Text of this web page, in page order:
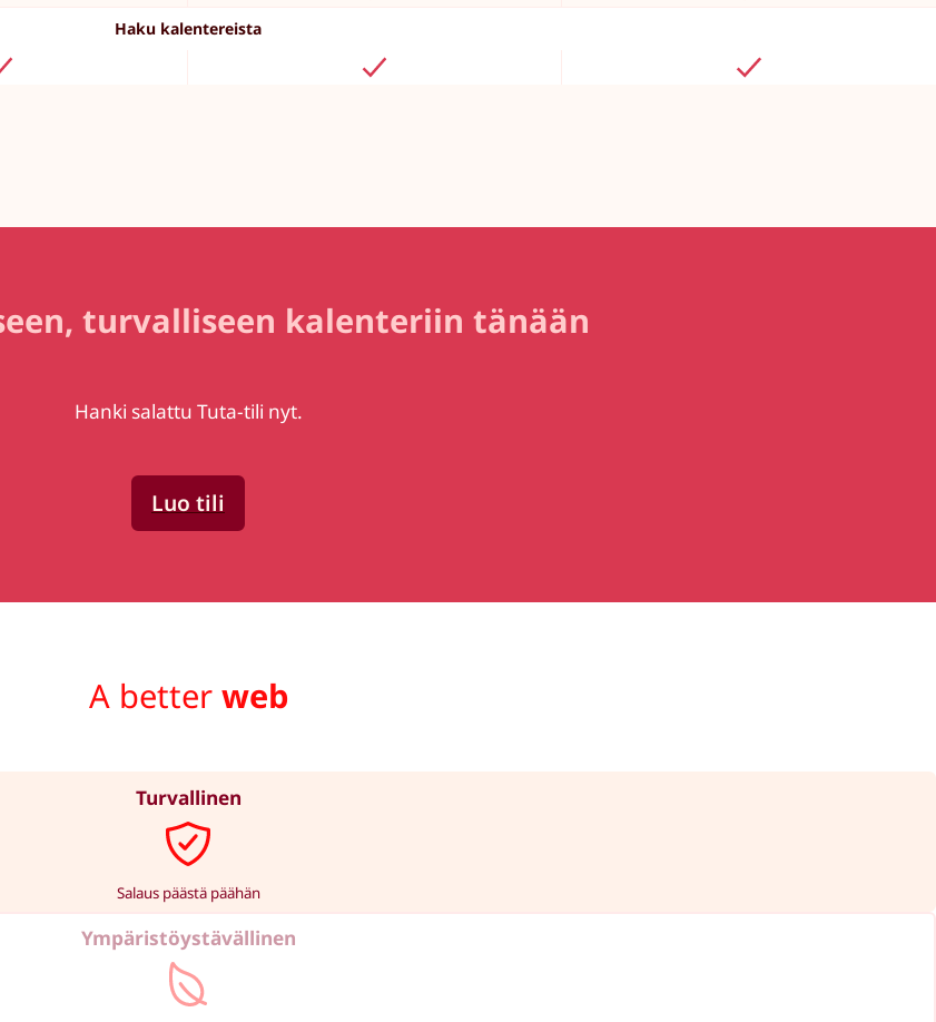
Haku kalentereista
turvalliseen kalenteriin tänään
Hanki salattu Tuta-tili nyt.
Luo tili
A betterweb
Turvallinen
Salaus päästä päähän
Ympäristö­ystävällinen